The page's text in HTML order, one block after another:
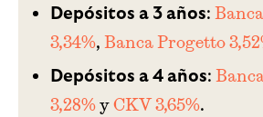
Depósitos a 3 años:
3,34%, Banca Progetto
Depósitos a 4 años:
3,28%yCKV 3,65%.